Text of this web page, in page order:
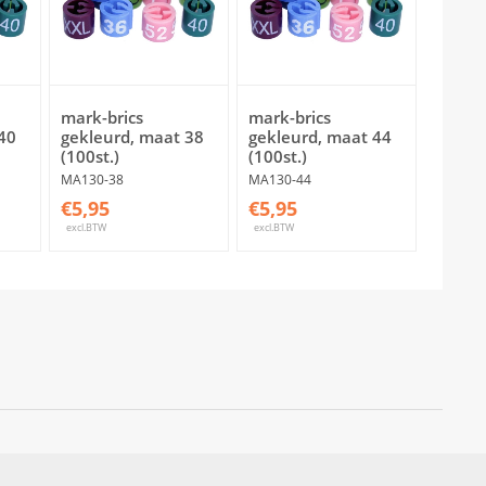
mark-brics
gekleurd, maat 38
(100st.)
MA130-38
€5,95
excl.BTW
mark-brics
gekleurd, maat 44
(100st.)
MA130-44
€5,95
excl.BTW